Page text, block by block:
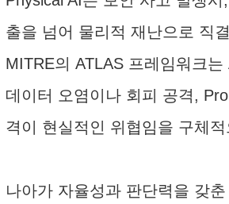
출을 넘어 물리적 재난으로 직
MITRE의 ATLAS 프레임워크
데이터 오염이나 회피 공격,
격이 현실적인 위협임을 구체
나아가 자율성과 판단력을 갖